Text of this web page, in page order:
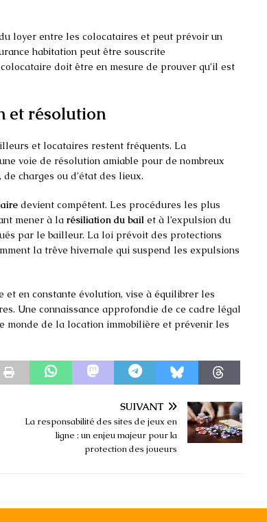
loyer entre les colocataires et peut prévoir un
habitation peut être souscrite
doit être en mesure de prouver qu’il est
et résolution
et locataires restent fréquents. La
voie de résolution amiable pour de nombreux
charges ou d’état des lieux.
devient compétent. Les procédures les plus
mener à la résiliation du bail et à l’expulsion du
par le bailleur. La loi prévoit des protections
la trêve hivernale qui suspend les expulsions
et en constante évolution, vise à équilibrer les
Une connaissance approfondie de ce cadre légal
monde de la location immobilière et prévenir les
SUIVANT
La responsabilité des sites de jeux en
ligne : un enjeu majeur pour la
protection des joueurs